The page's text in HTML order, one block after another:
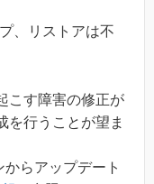
、リストアは不
こす障害の修正が
を行うことが望ま
らアップデート